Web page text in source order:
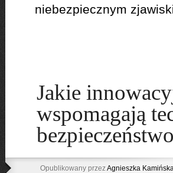
niebezpiecznym
Jakie
wspomagają
Opublikowany przezAgnieszka